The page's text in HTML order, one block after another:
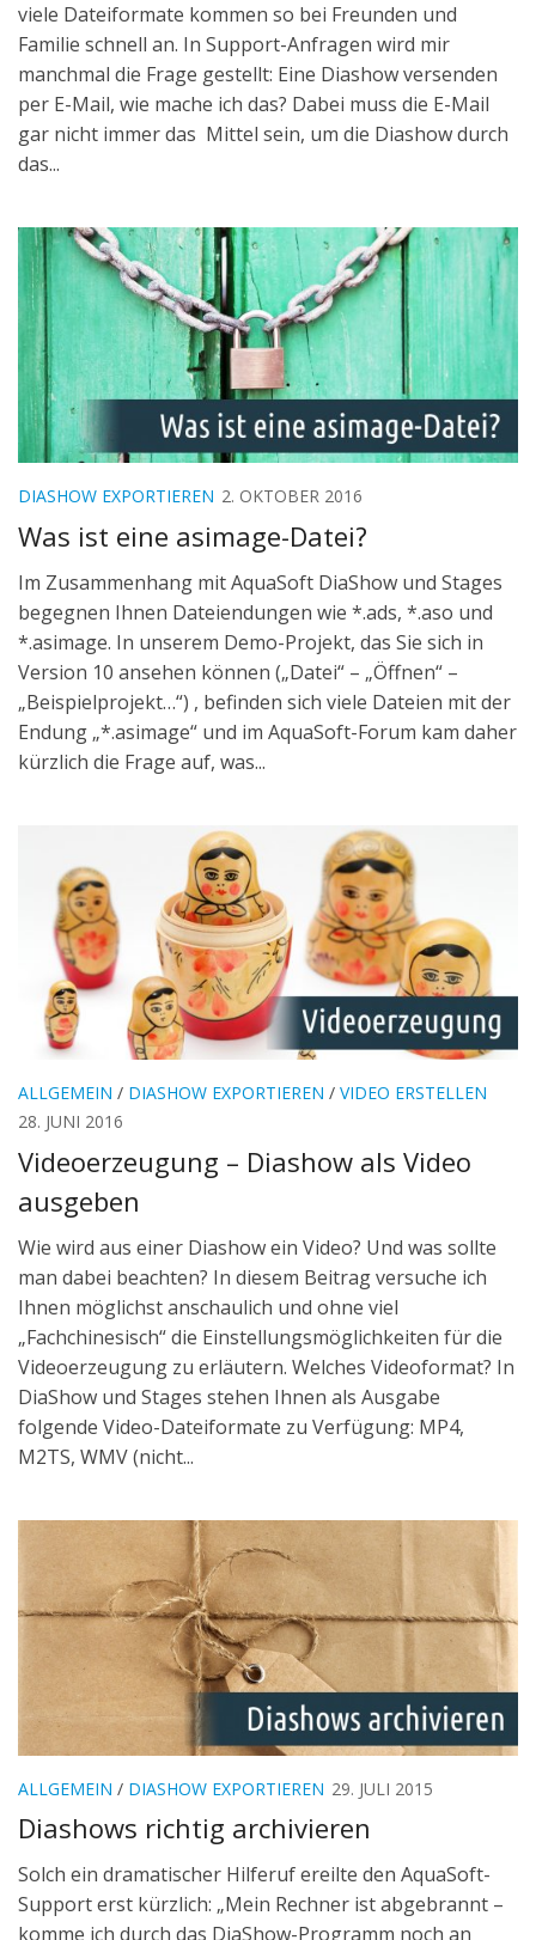
viele Dateiformate kommen so bei Freunden und
Familie schnell an. In Support-Anfragen wird mir
manchmal die Frage gestellt: Eine Diashow versenden
per E-Mail, wie mache ich das? Dabei muss die E-Mail
gar nicht immer das Mittel sein, um die Diashow durch
das...
DIASHOW EXPORTIEREN 2. OKTOBER 2016
Was ist eine asimage-Datei?
Im Zusammenhang mit AquaSoft DiaShow und Stages
begegnen Ihnen Dateiendungen wie *.ads, *.aso und
*.asimage. In unserem Demo-Projekt, das Sie sich in
Version 10 ansehen können („Datei“ – „Öffnen“ –
„Beispielprojekt…“) , befinden sich viele Dateien mit der
Endung „*.asimage“ und im AquaSoft-Forum kam daher
kürzlich die Frage auf, was...
ALLGEMEIN / DIASHOW EXPORTIEREN / VIDEO ERSTELLEN
28. JUNI 2016
Videoerzeugung – Diashow als Video
ausgeben
Wie wird aus einer Diashow ein Video? Und was sollte
man dabei beachten? In diesem Beitrag versuche ich
Ihnen möglichst anschaulich und ohne viel
„Fachchinesisch“ die Einstellungsmöglichkeiten für die
Videoerzeugung zu erläutern. Welches Videoformat? In
DiaShow und Stages stehen Ihnen als Ausgabe
folgende Video-Dateiformate zu Verfügung: MP4,
M2TS, WMV (nicht...
ALLGEMEIN / DIASHOW EXPORTIEREN 29. JULI 2015
Diashows richtig archivieren
Solch ein dramatischer Hilferuf ereilte den AquaSoft-
Support erst kürzlich: „Mein Rechner ist abgebrannt –
komme ich durch das DiaShow-Programm noch an